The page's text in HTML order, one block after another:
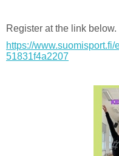
Register at the link below.
https://
51831f4a2207